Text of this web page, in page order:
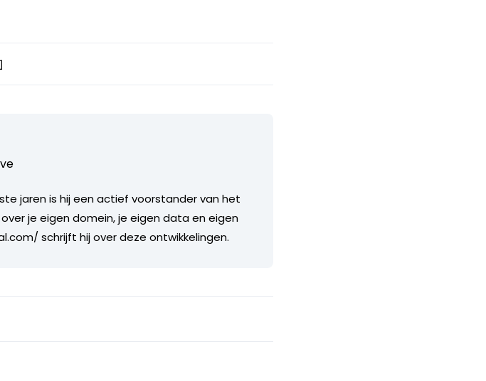
jaren is hij een actief voorstander van het
je eigen domein, je eigen data en eigen
schrijft hij over deze ontwikkelingen.